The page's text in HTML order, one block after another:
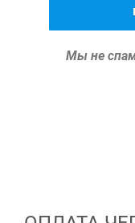
Мы не